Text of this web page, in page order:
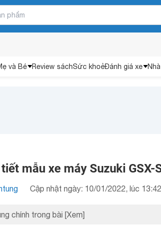
và Bé Review sáchSức khoẻĐánh giá xe
mẫu xe máy Suzuki GSX-
Cập nhật ngày: 10/01/2022, lúc 13:42
chính trong bài [Xem]